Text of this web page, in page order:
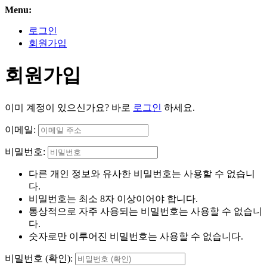
Menu:
로그인
회원가입
회원가입
이미 계정이 있으신가요? 바로 로그인 하세요.
이메일:
비밀번호:
다른 개인 정보와 유사한 비밀번호는 사용할 수 없습니
다.
비밀번호는 최소 8자 이상이어야 합니다.
통상적으로 자주 사용되는 비밀번호는 사용할 수 없습니
다.
숫자로만 이루어진 비밀번호는 사용할 수 없습니다.
비밀번호 (확인):